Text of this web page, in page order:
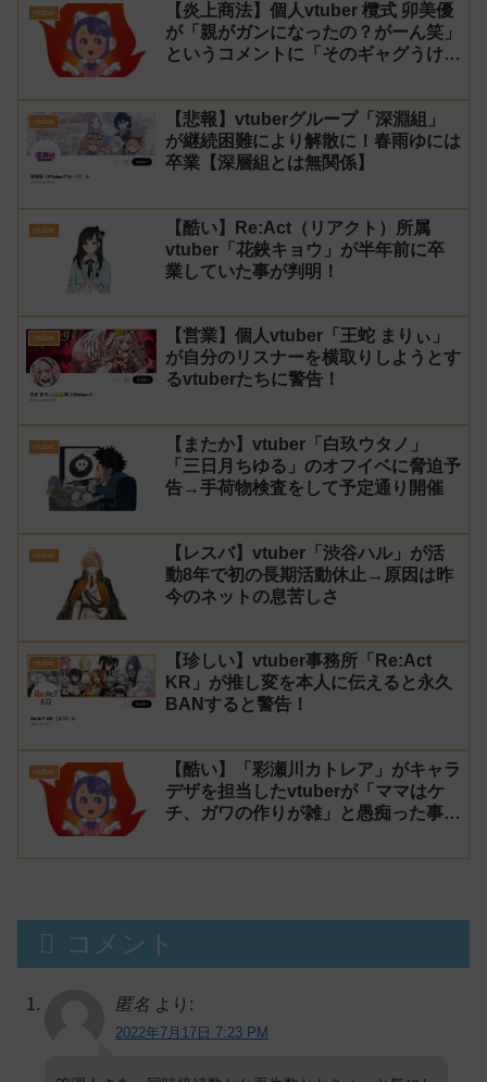
vtuber
【炎上商法】個人vtuber 欖式 卯美優
が「親がガンになったの？がーん笑」
というコメントに「そのギャグうけ
はオススメしないと投稿し叩かれる
vtuber
【悲報】vtuberグループ「深淵組」
が継続困難により解散に！春雨ゆには
卒業【深層組とは無関係】
vtuber
【酷い】Re:Act（リアクト）所属
vtuber「花鋏キョウ」が半年前に卒
業していた事が判明！
vtuber
【営業】個人vtuber「王蛇 まりぃ」
が自分のリスナーを横取りしようとす
るvtuberたちに警告！
vtuber
【またか】vtuber「白玖ウタノ」
「三日月ちゆる」のオフイベに脅迫予
告→手荷物検査をして予定通り開催
vtuber
【レスバ】vtuber「渋谷ハル」が活
動8年で初の長期活動休止→原因は昨
今のネットの息苦しさ
vtuber
【珍しい】vtuber事務所「Re:Act
KR」が推し変を本人に伝えると永久
BANすると警告！
vtuber
【酷い】「彩瀬川カトレア」がキャラ
デザを担当したvtuberが「ママはケ
チ、ガワの作りが雑」と愚痴った事が
コメント
匿名 より:
2022年7月17日 7:23 PM